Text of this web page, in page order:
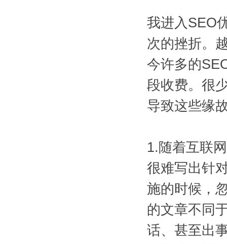
我进入SEO
次的挫折。
今许多的
段收费。很
导致这些缘
1.随着互联
很难写出针
施的时候，
的文章不同
话、甚至出